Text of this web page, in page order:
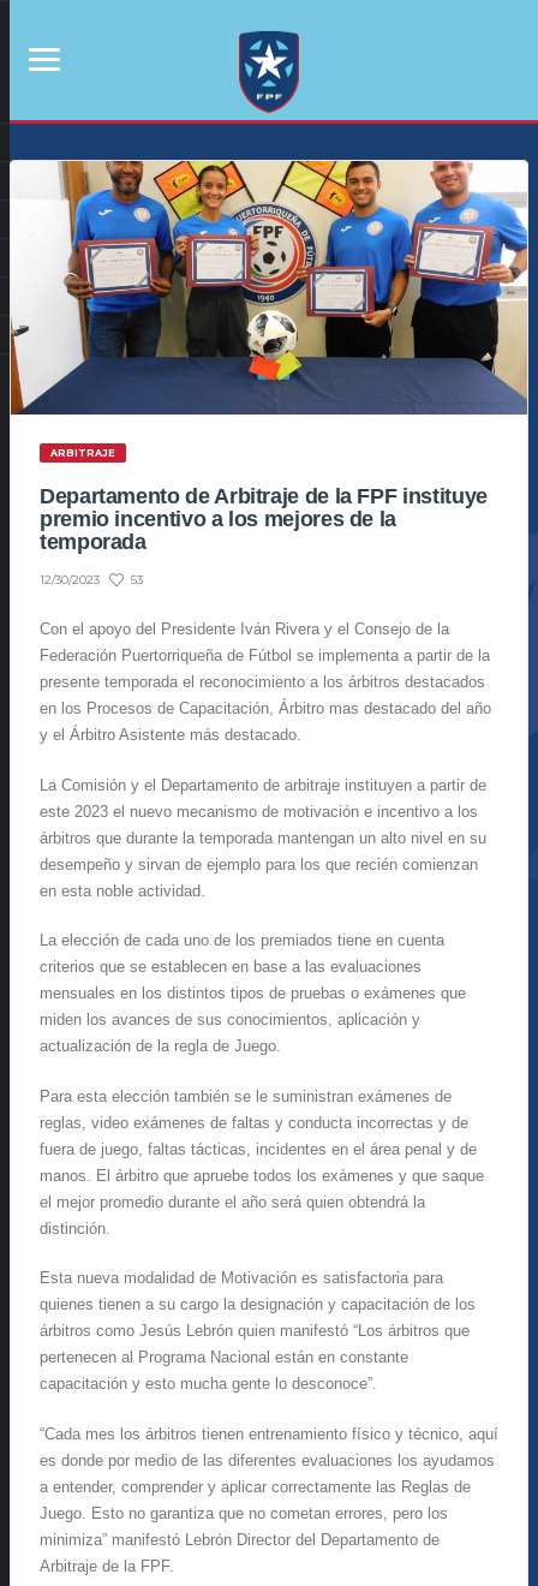
ARBITRAJE
Departamento de Arbitraje de la FPF instituye
premio incentivo a los mejores de la
temporada
12/30/2023 53
Con el apoyo del Presidente Iván Rivera y el Consejo de la
Federación Puertorriqueña de Fútbol se implementa a partir de la
presente temporada el reconocimiento a los árbitros destacados
en los Procesos de Capacitación, Árbitro mas destacado del año
y el Árbitro Asistente más destacado.
La Comisión y el Departamento de arbitraje instituyen a partir de
este 2023 el nuevo mecanismo de motivación e incentivo a los
árbitros que durante la temporada mantengan un alto nivel en su
desempeño y sirvan de ejemplo para los que recién comienzan
en esta noble actividad.
La elección de cada uno de los premiados tiene en cuenta
criterios que se establecen en base a las evaluaciones
mensuales en los distintos tipos de pruebas o exámenes que
miden los avances de sus conocimientos, aplicación y
actualización de la regla de Juego.
Para esta elección también se le suministran exámenes de
reglas, video exámenes de faltas y conducta incorrectas y de
fuera de juego, faltas tácticas, incidentes en el área penal y de
manos. El árbitro que apruebe todos los exámenes y que saque
el mejor promedio durante el año será quien obtendrá la
distinción.
Esta nueva modalidad de Motivación es satisfactoria para
quienes tienen a su cargo la designación y capacitación de los
árbitros como Jesús Lebrón quien manifestó “Los árbitros que
pertenecen al Programa Nacional están en constante
capacitación y esto mucha gente lo desconoce”.
“Cada mes los árbitros tienen entrenamiento físico y técnico, aquí
es donde por medio de las diferentes evaluaciones los ayudamos
a entender, comprender y aplicar correctamente las Reglas de
Juego. Esto no garantiza que no cometan errores, pero los
minimiza” manifestó Lebrón Director del Departamento de
Arbitraje de la FPF.